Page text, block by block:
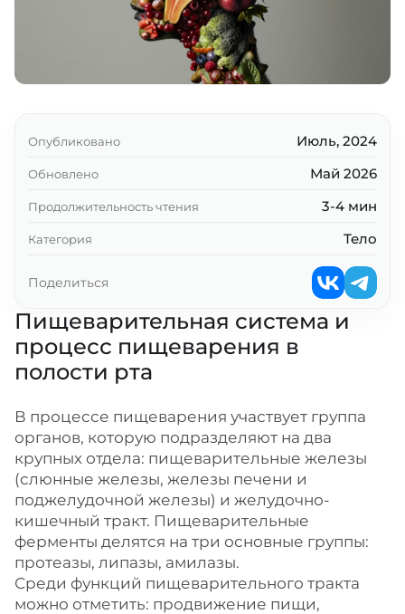
Пищеварение в толстом кишечнике
Всасывание питательных веществ
Ключевые выводы
Пищеварительная система и
процесс пищеварения в
полости рта
В процессе пищеварения участвует группа
органов, которую подразделяют на два
крупных отдела: пищеварительные железы
(слюнные железы, железы печени и
поджелудочной железы) и желудочно-
кишечный тракт. Пищеварительные
ферменты делятся на три основные группы:
протеазы, липазы, амилазы.
Среди функций пищеварительного тракта
можно отметить: продвижение пищи,
Опубликовано Июль, 2024
Обновлено Май 2026
Продолжительность чтения 3-4 мин
Категория Тело
Поделиться